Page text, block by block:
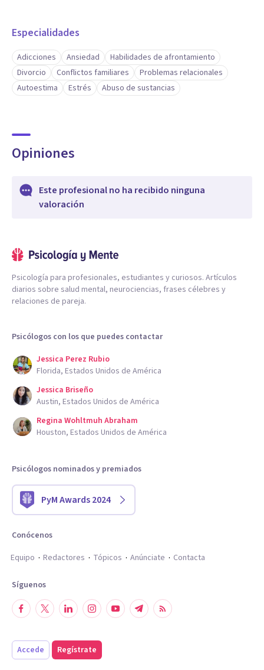
Especialidades
Adicciones Ansiedad
Habilidades de afrontamiento
Divorcio
Conflictos familiares
Problemas relacionales
Autoestima
Estrés Abuso de sustancias
Opiniones
Este profesional no ha recibido ninguna
valoración
Psicología para profesionales, estudiantes y curiosos. Artículos
diarios sobre salud mental, neurociencias, frases célebres y
relaciones de pareja.
Psicólogos con los que puedes contactar
Jessica Perez Rubio
Florida, Estados Unidos de América
Jessica Briseño
Austin, Estados Unidos de América
Regina Wohltmuh Abraham
Houston, Estados Unidos de América
Psicólogos nominados y premiados
PyM Awards 2024
Conócenos
Equipo
Redactores Tópicos Anúnciate Contacta
Síguenos
Accede Regístrate